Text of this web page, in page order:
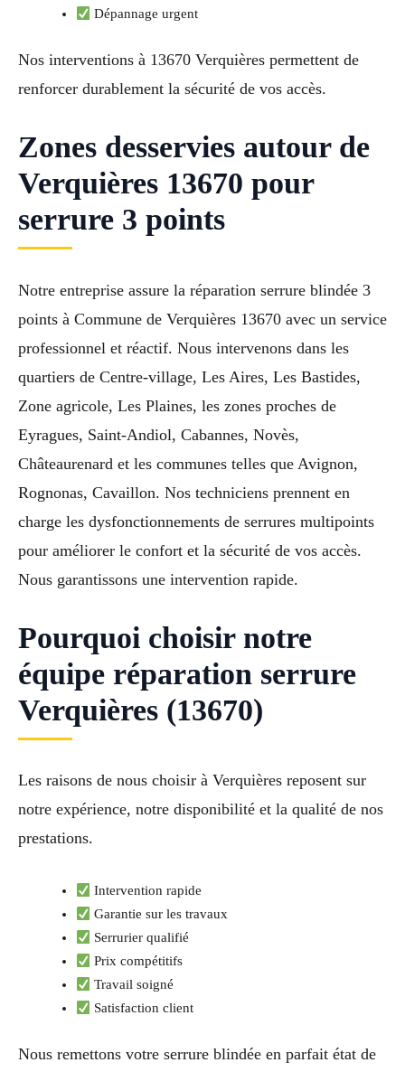
Dépannage urgent
Nos interventions à 13670 Verquières permettent de
renforcer durablement la sécurité de vos accès.
Zones desservies autour de
Verquières 13670 pour
serrure 3 points
Notre entreprise assure la réparation serrure blindée 3
points à Commune de Verquières 13670 avec un service
professionnel et réactif. Nous intervenons dans les
quartiers de Centre-village, Les Aires, Les Bastides,
Zone agricole, Les Plaines, les zones proches de
Eyragues, Saint-Andiol, Cabannes, Novès,
Châteaurenard et les communes telles que Avignon,
Rognonas, Cavaillon. Nos techniciens prennent en
charge les dysfonctionnements de serrures multipoints
pour améliorer le confort et la sécurité de vos accès.
Nous garantissons une intervention rapide.
Pourquoi choisir notre
équipe réparation serrure
Verquières (13670)
Les raisons de nous choisir à Verquières reposent sur
notre expérience, notre disponibilité et la qualité de nos
prestations.
Intervention rapide
Garantie sur les travaux
Serrurier qualifié
Prix compétitifs
Travail soigné
Satisfaction client
Nous remettons votre serrure blindée en parfait état de